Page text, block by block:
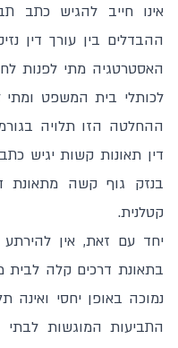
אינו חייב להגיש כתב
ההבדלים בין עורך דין
האסטרטגיה מתי לפנות
לכותלי בית המשפט
ההחלטה הזו תלויה
דין תאונות קשות יגיש
בנזק גוף קשה מתאונת
קטלנית.
יחד עם זאת, אין
בתאונת דרכים קלה
נמוכה באופן יחסי ואינה
התביעות המוגשות